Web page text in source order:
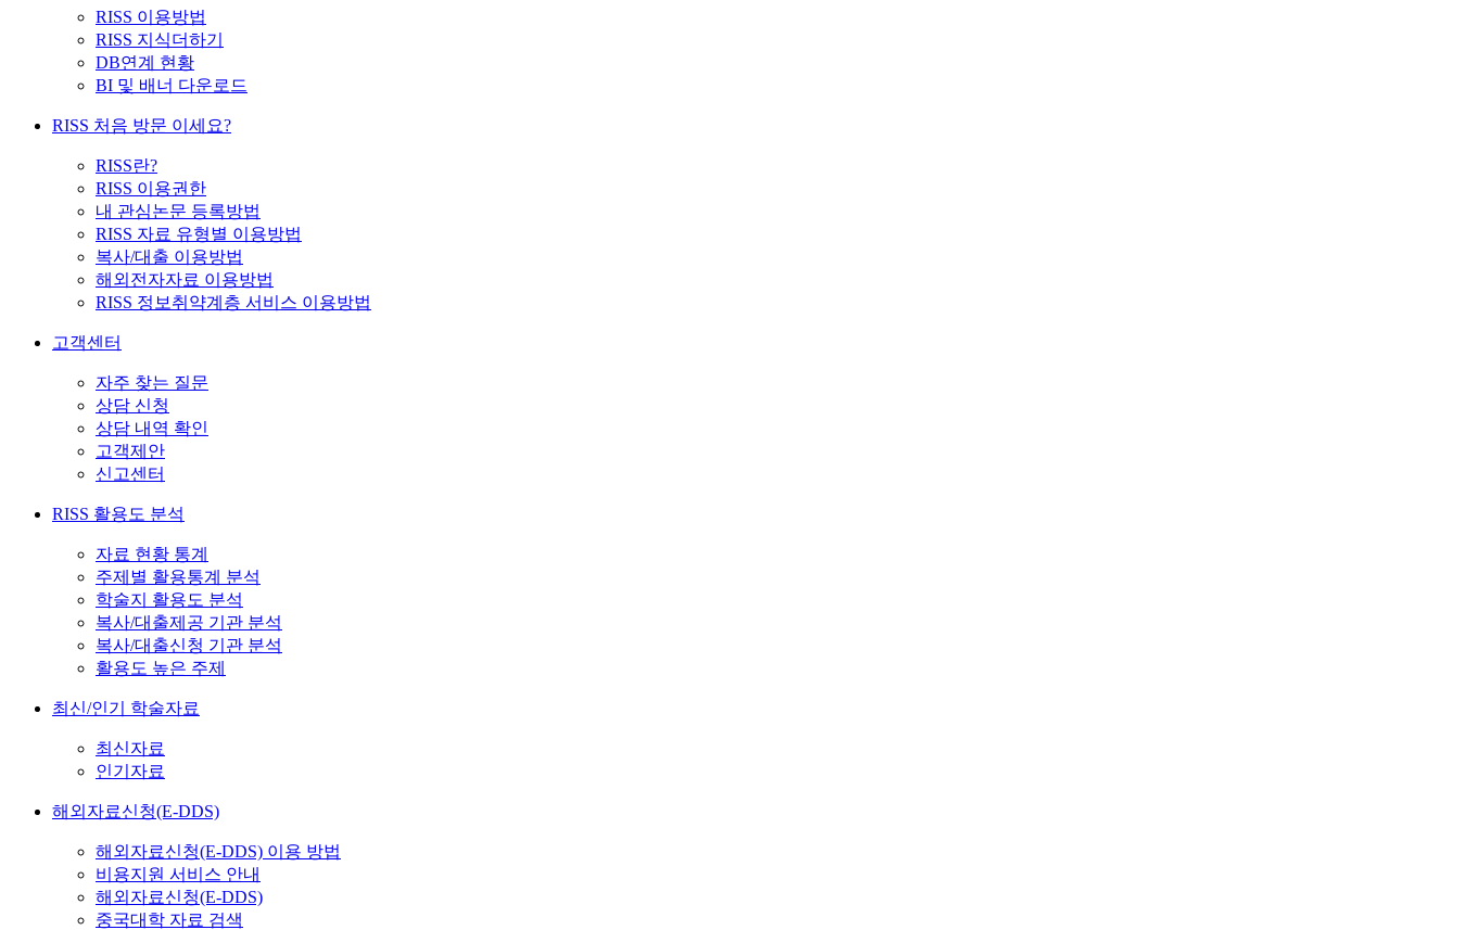
RISS 이용방법
RISS 지식더하기
DB연계 현황
BI 및 배너 다운로드
RISS 처음 방문 이세요?
RISS란?
RISS 이용권한
내 관심논문 등록방법
RISS 자료 유형별 이용방법
복사/대출 이용방법
해외전자자료 이용방법
RISS 정보취약계층 서비스 이용방법
고객센터
자주 찾는 질문
상담 신청
상담 내역 확인
고객제안
신고센터
RISS 활용도 분석
자료 현황 통계
주제별 활용통계 분석
학술지 활용도 분석
복사/대출제공 기관 분석
복사/대출신청 기관 분석
활용도 높은 주제
최신/인기 학술자료
최신자료
인기자료
해외자료신청(E-DDS)
해외자료신청(E-DDS) 이용 방법
비용지원 서비스 안내
해외자료신청(E-DDS)
중국대학 자료 검색